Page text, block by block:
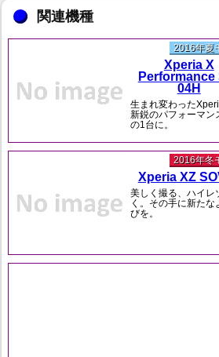
関連機種
2016年夏
Xperia X
Performance
04H
生まれ変わった
新鋭のパフォーマン
の1台に。
2016年冬
Xperia XZ
美しく撮る、ハイレ
く。その手に新たな
びを。